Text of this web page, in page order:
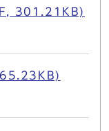
301.21KB)